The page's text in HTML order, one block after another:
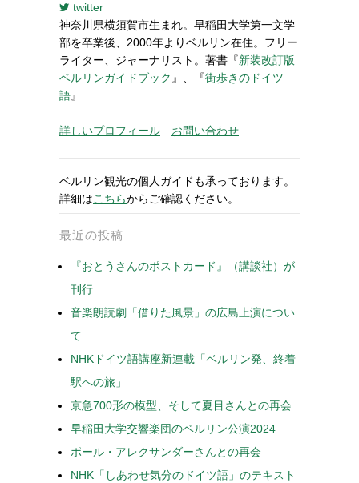
twitter
神奈川県横須賀市生まれ。早稲田大学第一文学
部を卒業後、2000年よりベルリン在住。フリー
ライター、ジャーナリスト。著書『新装改訂版
ベルリンガイドブック 』、『街歩きのドイツ
語』
詳しいプロフィール お問い合わせ
ベルリン観光の個人ガイドも承っております。
詳細はこちらからご確認ください。
最近の投稿
『おとうさんのポストカード』（講談社）が
刊行
音楽朗読劇「借りた風景」の広島上演につい
て
NHKドイツ語講座新連載「ベルリン発、終着
駅への旅」
京急700形の模型、そして夏目さんとの再会
早稲田大学交響楽団のベルリン公演2024
ポール・アレクサンダーさんとの再会
NHK「しあわせ気分のドイツ語」のテキスト